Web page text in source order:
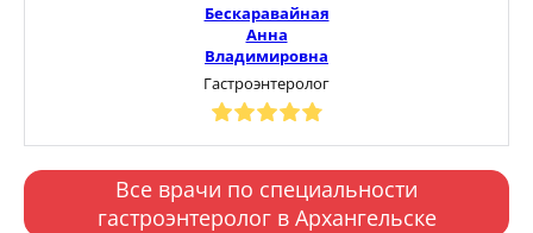
Бескаравайная
Анна
Владимировна
Гастроэнтеролог
Все врачи по специальности
гастроэнтеролог в Архангельске